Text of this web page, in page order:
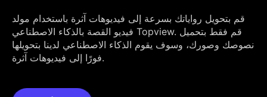
قم بتحويل رواياتك بسرعة إلى فيديوهات آثرة باستخدام مولد
فيديو القصة بالذكاء الاصطناعي Topview. قم فقط بتحميل
نصوصك وصورك، وسوف يقوم الذكاء الاصطناعي لدينا بتحويلها
فورًا إلى فيديوهات آثرة.